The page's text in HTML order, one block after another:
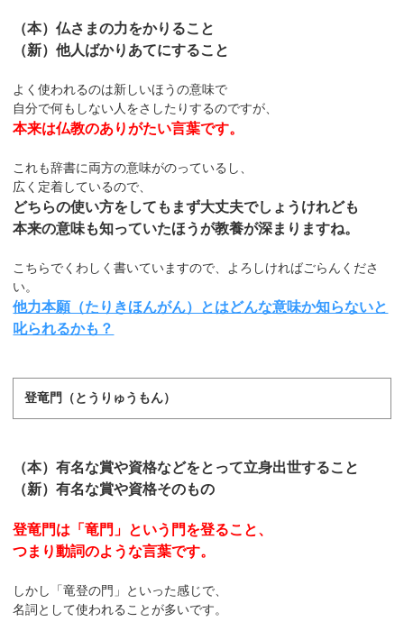
（本）仏さまの力をかりること
（新）他人ばかりあてにすること
よく使われるのは新しいほうの意味で
自分で何もしない人をさしたりするのですが、
本来は仏教のありがたい言葉です。
これも辞書に両方の意味がのっているし、
広く定着しているので、
どちらの使い方をしてもまず大丈夫でしょうけれども
本来の意味も知っていたほうが教養が深まりますね。
こちらでくわしく書いていますので、よろしければごらんくださ
い。
他力本願（たりきほんがん）とはどんな意味か知らないと
叱られるかも？
登竜門（とうりゅうもん）
（本）有名な賞や資格などをとって立身出世すること
（新）有名な賞や資格そのもの
登竜門は「竜門」という門を登ること、
つまり動詞のような言葉です。
しかし「竜登の門」といった感じで、
名詞として使われることが多いです。